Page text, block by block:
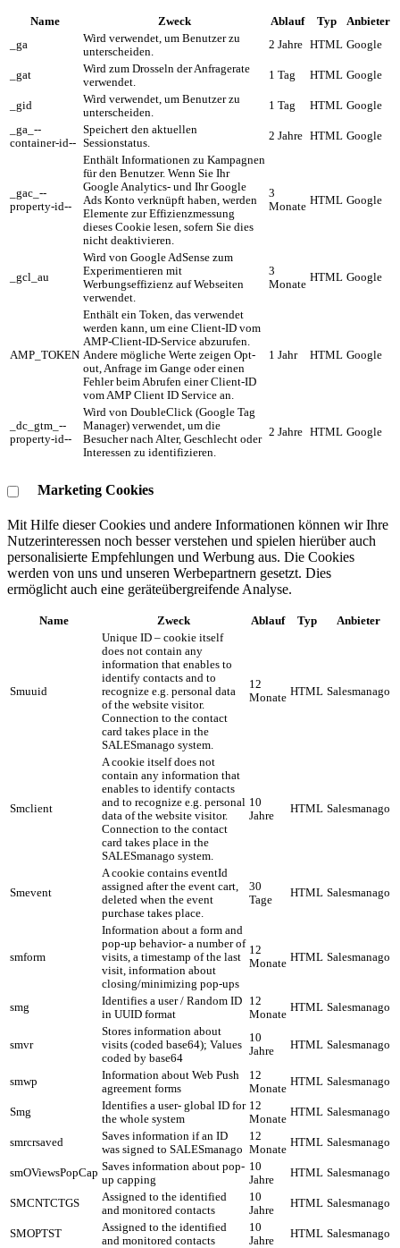
Name Zweck Ablauf Typ
Anbieter
_ga
Wird verwendet, um Benutzer zu
unterscheiden.
2 Jahre HTML Google
_gat
Wird zum Drosseln der Anfragerate
verwendet.
1 Tag HTML Google
_gid
Wird verwendet, um Benutzer zu
unterscheiden.
1 Tag HTML Google
_ga_--
container-id--
Speichert den aktuellen
Sessionstatus.
2 Jahre HTML Google
_gac_--
property-id--
Enthält Informationen zu Kampagnen
für den Benutzer. Wenn Sie Ihr
Google Analytics- und Ihr Google
Ads Konto verknüpft haben, werden
Elemente zur Effizienzmessung
dieses Cookie lesen, sofern Sie dies
nicht deaktivieren.
3
Monate HTML Google
_gcl_au
Wird von Google AdSense zum
Experimentieren mit
Werbungseffizienz auf Webseiten
verwendet.
3
Monate
HTML Google
AMP_TOKEN
Enthält ein Token, das verwendet
werden kann, um eine Client-ID vom
AMP-Client-ID-Service abzurufen.
Andere mögliche Werte zeigen Opt-
out, Anfrage im Gange oder einen
Fehler beim Abrufen einer Client-ID
vom AMP Client ID Service an.
1 Jahr HTML Google
_dc_gtm_--
property-id--
Wird von DoubleClick (Google Tag
Manager) verwendet, um die
Besucher nach Alter, Geschlecht oder
Interessen zu identifizieren.
2 Jahre HTML Google
Marketing Cookies
Mit Hilfe dieser Cookies und andere Informationen können wir Ihre
Nutzerinteressen noch besser verstehen und spielen hierüber auch
personalisierte Empfehlungen und Werbung aus. ​Die Cookies
werden von uns und unseren Werbepartnern gesetzt. Dies
ermöglicht auch eine geräteübergreifende Analyse.
Name Zweck Ablauf Typ Anbieter
Smuuid
Unique ID – cookie itself
does not contain any
information that enables to
identify contacts and to
recognize e.g. personal data
of the website visitor.
Connection to the contact
card takes place in the
SALESmanago system.
12
Monate HTML Salesmanago
Smclient
A cookie itself does not
contain any information that
enables to identify contacts
and to recognize e.g. personal
data of the website visitor.
Connection to the contact
card takes place in the
SALESmanago system.
10
Jahre
HTML Salesmanago
Smevent
A cookie contains eventId
assigned after the event cart,
deleted when the event
purchase takes place.
30
Tage
HTML Salesmanago
smform
Information about a form and
pop-up behavior- a number of
visits, a timestamp of the last
visit, information about
closing/minimizing pop-ups
12
Monate HTML Salesmanago
smg
Identifies a user / Random ID
in UUID format
12
Monate
HTML Salesmanago
smvr
Stores information about
visits (coded base64); Values
coded by base64
10
Jahre
HTML Salesmanago
smwp
Information about Web Push
agreement forms
12
Monate
HTML Salesmanago
Smg
Identifies a user- global ID for
the whole system
12
Monate
HTML Salesmanago
smrcrsaved
Saves information if an ID
was signed to SALESmanago
12
Monate
HTML Salesmanago
smOViewsPopCap Saves information about pop-
up capping
10
Jahre
HTML Salesmanago
SMCNTCTGS
Assigned to the identified
and monitored contacts
10
Jahre
HTML Salesmanago
SMOPTST
Assigned to the identified
and monitored contacts
10
Jahre
HTML Salesmanago